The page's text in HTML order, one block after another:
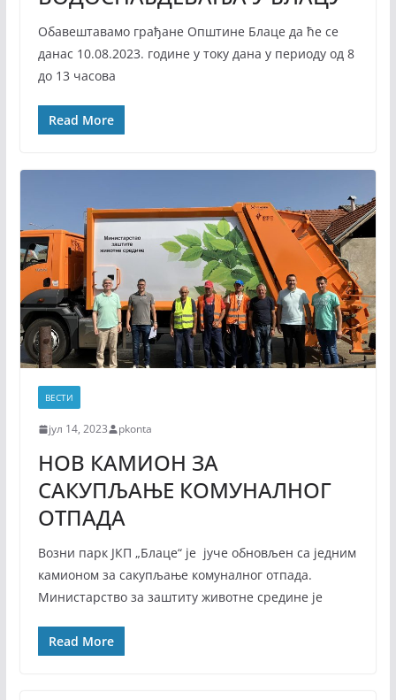
Обавештавамо грађане Општине Блаце да ће се
данас 10.08.2023. године у току дана у периоду од 8
до 13 часова
Read More
ВЕСТИ
јул 14, 2023 pkonta
НОВ КАМИОН ЗА
САКУПЉАЊЕ КОМУНАЛНОГ
ОТПАДА
Возни парк ЈКП „Блаце“ је јуче обновљен са једним
камионом за сакупљање комуналног отпада.
Министарство за заштиту животне средине је
Read More